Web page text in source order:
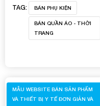
TAG: BÁN PHỤ KIỆN
BÁN QUẦN ÁO - THỜI
TRANG
MẪU WEBSITE BÁN SẢN PHẨM
VÀ THIẾT BỊ Y TẾ ĐƠN GIẢN VÀ